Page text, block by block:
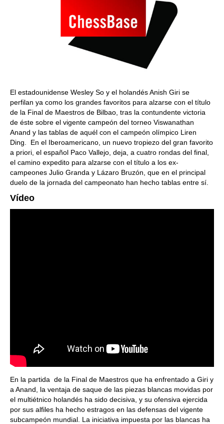
El estadounidense Wesley So y el holandés Anish Giri se
perfilan ya como los grandes favoritos para alzarse con el título
de la Final de Maestros de Bilbao, tras la contundente victoria
de éste sobre el vigente campeón del torneo Viswanathan
Anand y las tablas de aquél con el campeón olímpico Liren
Ding. En el Iberoamericano, un nuevo tropiezo del gran favorito
a priori, el español Paco Vallejo, deja, a cuatro rondas del final,
el camino expedito para alzarse con el título a los ex-
campeones Julio Granda y Lázaro Bruzón, que en el principal
duelo de la jornada del campeonato han hecho tablas entre sí.
Vídeo
En la partida de la Final de Maestros que ha enfrentado a Giri y
a Anand, la ventaja de saque de las piezas blancas movidas por
el multiétnico holandés ha sido decisiva, y su ofensiva ejercida
por sus alfiles ha hecho estragos en las defensas del vigente
subcampeón mundial. La iniciativa impuesta por las blancas ha